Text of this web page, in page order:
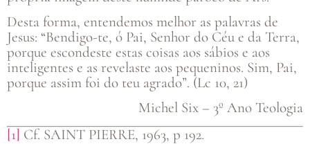
Desta forma, entendemos melhor as palavras de
Jesus: “Bendigo-te, ó Pai, Senhor do Céu e da Terra,
porque escondeste estas coisas aos sábios e aos
inteligentes e as revelaste aos pequeninos. Sim, Pai,
porque assim foi do teu agrado”. (Lc 10, 21)
Michel Six – 3º Ano Teologia
[1] Cf. SAINT PIERRE, 1963, p 192.